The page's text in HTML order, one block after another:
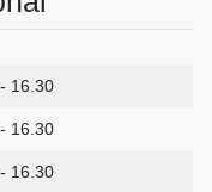
16.30
16.30
16.30